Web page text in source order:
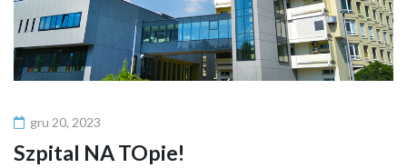
gru 20, 2023
Szpital NA TOpie!